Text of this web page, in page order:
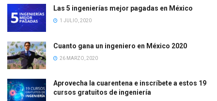
Las 5 ingenierías mejor pagadas en México
1 JULIO, 2020
Cuanto gana un ingeniero en México 2020
26 MARZO, 2020
Aprovecha la cuarentena e inscríbete a estos 19
cursos gratuitos de ingeniería